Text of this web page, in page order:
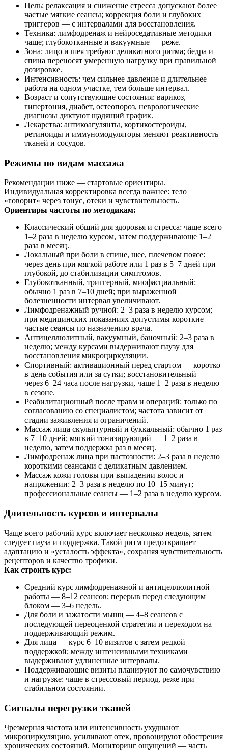
Цель: релаксация и снижение стресса допускают более
частые мягкие сеансы; коррекция боли и глубоких
триггеров — с интервалами для восстановления.
Техника: лимфодренаж и нейроседативные методики —
чаще; глубокотканные и вакуумные — реже.
Зона: лицо и шея требуют деликатного ритма; бедра и
спина переносят умеренную нагрузку при правильной
дозировке.
Интенсивность: чем сильнее давление и длительнее
работа на одном участке, тем больше интервал.
Возраст и сопутствующие состояния: варикоз,
гипертония, диабет, остеопороз, неврологические
диагнозы диктуют щадящий график.
Лекарства: антикоагулянты, кортикостероиды,
ретиноиды и иммуномодуляторы меняют реактивность
тканей и сосудов.
Режимы по видам массажа
Рекомендации ниже — стартовые ориентиры.
Индивидуальная корректировка всегда важнее: тело
«говорит» через тонус, отеки и чувствительность.
Ориентиры частоты по методикам:
Классический общий для здоровья и стресса: чаще всего
1–2 раза в неделю курсом, затем поддерживающе 1–2
раза в месяц.
Локальный при боли в спине, шее, плечевом поясе:
через день при мягкой работе или 1 раз в 5–7 дней при
глубокой, до стабилизации симптомов.
Глубокотканный, триггерный, миофасциальный:
обычно 1 раз в 7–10 дней; при выраженной
болезненности интервал увеличивают.
Лимфодренажный ручной: 2–3 раза в неделю курсом;
при медицинских показаниях допустимы короткие
частые сеансы по назначению врача.
Антицеллюлитный, вакуумный, баночный: 2–3 раза в
неделю; между курсами выдерживают паузу для
восстановления микроциркуляции.
Спортивный: активационный перед стартом — коротко
в день события или за сутки; восстановительный —
через 6–24 часа после нагрузки, чаще 1–2 раза в неделю
в сезоне.
Реабилитационный после травм и операций: только по
согласованию со специалистом; частота зависит от
стадии заживления и ограничений.
Массаж лица скульптурный и буккальный: обычно 1 раз
в 7–10 дней; мягкий тонизирующий — 1–2 раза в
неделю, затем поддержка раз в месяц.
Лимфодренаж лица при пастозности: 2–3 раза в неделю
короткими сеансами с деликатным давлением.
Массаж кожи головы при выпадении волос и
напряжении: 2–3 раза в неделю по 10–15 минут;
профессиональные сеансы — 1–2 раза в неделю курсом.
Длительность курсов и интервалы
Чаще всего рабочий курс включает несколько недель, затем
следует пауза и поддержка. Такой ритм предотвращает
адаптацию и «усталость эффекта», сохраняя чувствительность
рецепторов и качество трофики.
Как строить курс:
Средний курс лимфодренажной и антицеллюлитной
работы — 8–12 сеансов; перерыв перед следующим
блоком — 3–6 недель.
Для боли и зажатости мышц — 4–8 сеансов с
последующей переоценкой стратегии и переходом на
поддерживающий режим.
Для лица — курс 6–10 визитов с затем редкой
поддержкой; между интенсивными техниками
выдерживают удлиненные интервалы.
Поддерживающие визиты планируют по самочувствию
и нагрузке: чаще в стрессовый период, реже при
стабильном состоянии.
Сигналы перегрузки тканей
Чрезмерная частота или интенсивность ухудшают
микроциркуляцию, усиливают отек, провоцируют обострения
хронических состояний. Мониторинг ощущений — часть